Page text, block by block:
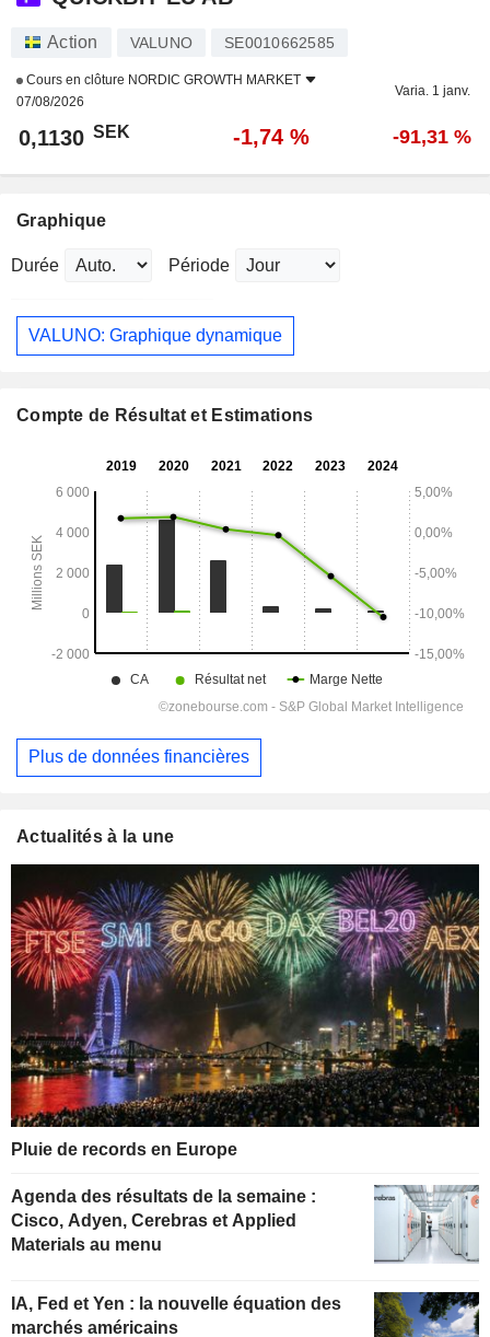
Action VALUNO SE0010662585
Cours en clôture NORDIC GROWTH MARKET
07/08/2026
Varia. 1 janv.
0,1130 SEK -1,74 % -91,31 %
Graphique
Durée Période
VALUNO: Graphique dynamique
Compte de Résultat et Estimations
Plus de données financières
Actualités à la une
Pluie de records en Europe
Agenda des résultats de la semaine :
Cisco, Adyen, Cerebras et Applied
Materials au menu
IA, Fed et Yen : la nouvelle équation des
marchés américains